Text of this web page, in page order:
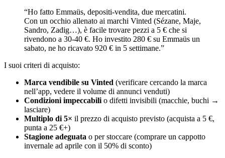
“Ho fatto Emmaüs, depositi-vendita, due mercatini.
Con un occhio allenato ai marchi Vinted (Sézane, Maje,
Sandro, Zadig…), è facile trovare pezzi a 5 € che si
rivendono a 30-40 €. Ho investito 280 € su Emmaüs un
sabato, ne ho ricavato 920 € in 5 settimane.”
I suoi criteri di acquisto:
Marca vendibile su Vinted (verificare cercando la marca
nell’app, vedere il volume di annunci venduti)
Condizioni impeccabili o difetti invisibili (macchie, buchi →
lasciare)
Multiplo di 5× il prezzo di acquisto previsto (acquista a 5 €,
punta a 25 €+)
Stagione adeguata o per stoccare (comprare un cappotto
invernale ad aprile con il 50% di sconto)